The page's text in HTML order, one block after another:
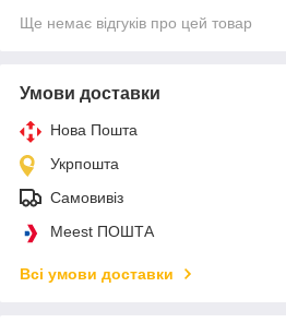
Ще немає відгуків про цей товар
Умови доставки
Нова Пошта
Укрпошта
Самовивіз
Meest ПОШТА
Всі умови доставки